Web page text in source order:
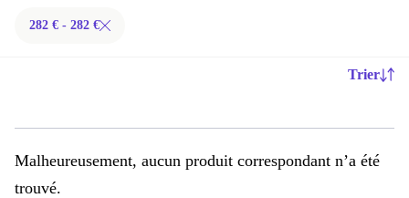
282 € - 282 €
Trier
Malheureusement, aucun produit correspondant n’a été
trouvé.